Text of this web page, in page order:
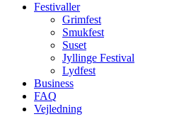
Festivaller
Grimfest
Smukfest
Suset
Jyllinge Festival
Lydfest
Business
FAQ
Vejledning